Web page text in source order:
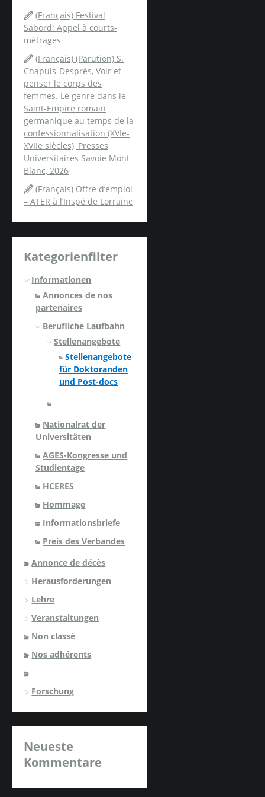
(Français) Festival
Sabord: Appel à courts-
métrages
(Français) (Parution) S.
Chapuis-Després, Voir et
penser le corps des
femmes. Le genre dans le
Saint-Empire romain
germanique au temps de la
confessionnalisation (XVIe-
XVIIe siècles), Presses
Universitaires Savoie Mont
Blanc, 2026
(Français) Offre d’emploi
– ATER à l’Inspé de Lorraine
Kategorienfilter
Informationen
Annonces de nos
partenaires
Berufliche Laufbahn
Stellenangebote
Stellenangebote
für Doktoranden
und Post-docs
Nationalrat der
Universitäten
AGES-Kongresse und
Studientage
HCERES
Hommage
Informationsbriefe
Preis des Verbandes
Annonce de décès
Herausforderungen
Lehre
Veranstaltungen
Non classé
Nos adhérents
Forschung
Neueste
Kommentare